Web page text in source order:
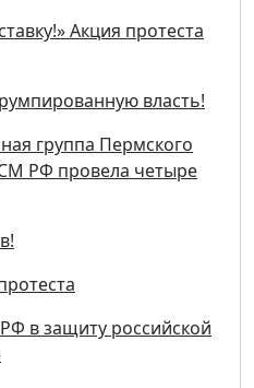
Акция протеста
власть!
группа Пермского
РФ провела четыре
в защиту российской